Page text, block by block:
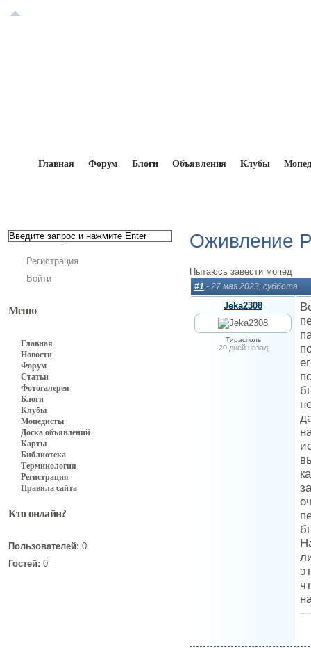
Главная Форум Блоги Объявления Клубы
Регистрация
Войти
Меню
Главная
Новости
Форум
Статьи
Фотогалерея
Блоги
Клубы
Мопедисты
Доска объявлений
Карты
Библиотека
Терминология
Регистрация
Правила сайта
Кто онлайн?
Пользователей: 0
Гостей: 0
Оживление
Пытаюсь завести мопед
#1 - 27 мая 2023, суббота
Jeka2308
Тирасполь
20 дней назад